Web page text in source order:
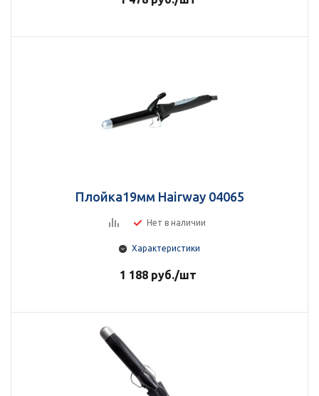
Плойка19мм Hairway 04065
Нет в наличии
Характеристики
1 188 руб./шт